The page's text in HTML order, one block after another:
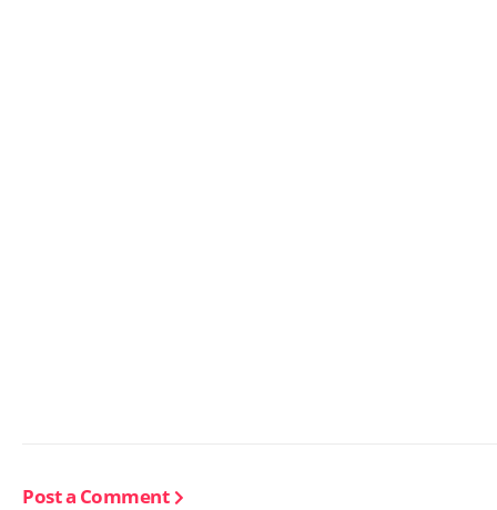
Post a Comment